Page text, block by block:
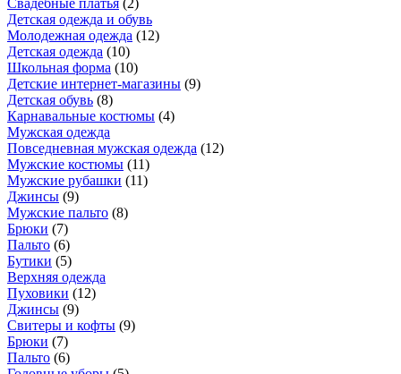
Свадебные платья (2)
Детская одежда и обувь
Молодежная одежда (12)
Детская одежда (10)
Школьная форма (10)
Детские интернет-магазины (9)
Детская обувь (8)
Карнавальные костюмы (4)
Мужская одежда
Повседневная мужская одежда (12)
Мужские костюмы (11)
Мужские рубашки (11)
Джинсы (9)
Мужские пальто (8)
Брюки (7)
Пальто (6)
Бутики (5)
Верхняя одежда
Пуховики (12)
Джинсы (9)
Свитеры и кофты (9)
Брюки (7)
Пальто (6)